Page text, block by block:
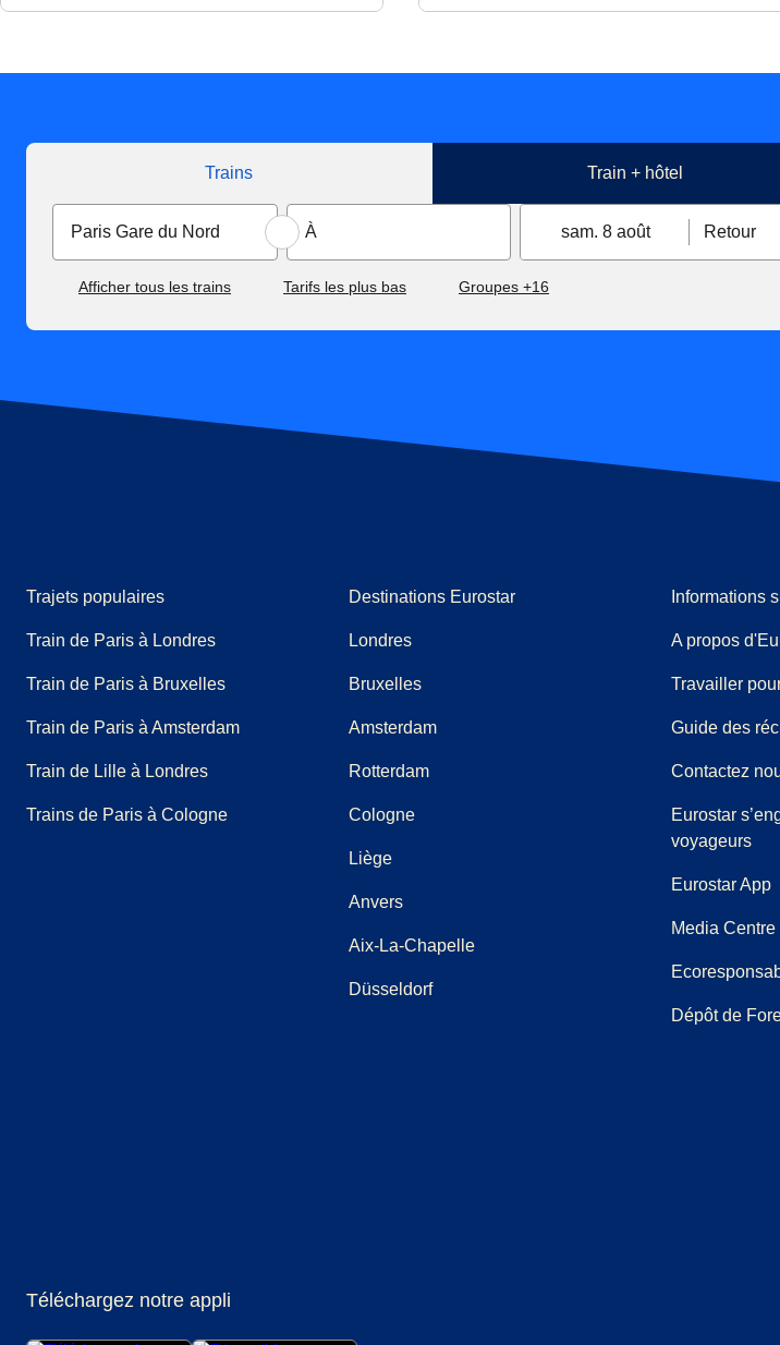
Trains Train + hôtel
sam. 8 août Retour
Afficher tous les trains Tarifs les plus bas Groupes +16
Trajets populaires
Train de Paris à Londres
Train de Paris à Bruxelles
Train de Paris à Amsterdam
Train de Lille à Londres
Trains de Paris à Cologne
Destinations Eurostar
Londres
Bruxelles
Amsterdam
Rotterdam
Cologne
Liège
Anvers
Aix-La-Chapelle
Düsseldorf
Informations
A propos
Travailler
Guide des
Contactez
Eurostar
voyageurs
Eurostar App
Media Centre(
Dépôt de
Téléchargez notre appli